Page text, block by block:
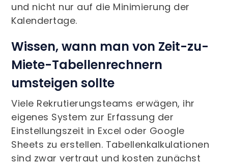
und nicht nur auf die Minimierung der
Kalendertage.
Wissen, wann man von Zeit-zu-
Miete-Tabellenrechnern
umsteigen sollte
Viele Rekrutierungsteams erwägen, ihr
eigenes System zur Erfassung der
Einstellungszeit in Excel oder Google
Sheets zu erstellen. Tabellenkalkulationen
sind zwar vertraut und kosten zunächst